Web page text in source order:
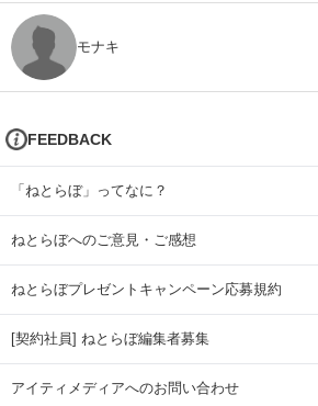
モナキ
FEEDBACK
「ねとらぼ」ってなに？
ねとらぼへのご意見・ご感想
ねとらぼプレゼントキャンペーン応募規約
[契約社員] ねとらぼ編集者募集
アイティメディアへのお問い合わせ